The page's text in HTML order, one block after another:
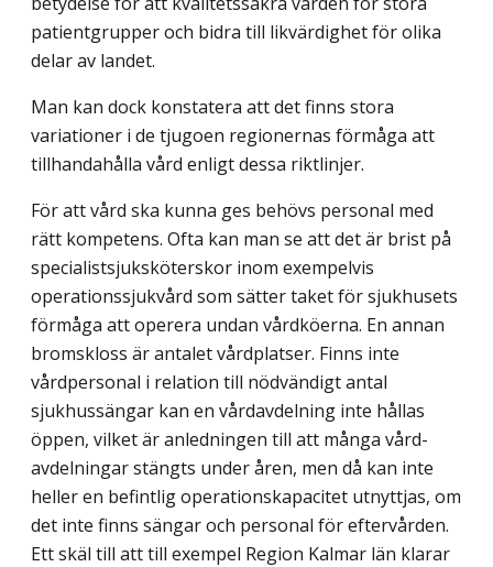
patientgrupper och bidra till likvärdighet för olika
delar av landet.
Man kan dock konstatera att det finns stora
variationer i de tjugoen regionernas förmåga att
tillhandahålla vård enligt dessa riktlinjer.
För att vård ska kunna ges behövs personal med
rätt kompetens. Ofta kan man se att det är brist på
specialistsjuksköterskor inom exempelvis
operationssjukvård som sätter taket för sjukhusets
förmåga att operera undan vårdköerna. En annan
bromskloss är antalet vårdplatser. Finns inte
vårdpersonal i relation till nödvändigt antal
sjukhussängar kan en vårdavdelning inte hållas
öppen, vilket är anledningen till att många vård­
avdelningar stängts under åren, men då kan inte
heller en befintlig operationskapacitet utnyttjas, om
det inte finns sängar och personal för eftervården.
Ett skäl till att till exempel Region Kalmar län klarar